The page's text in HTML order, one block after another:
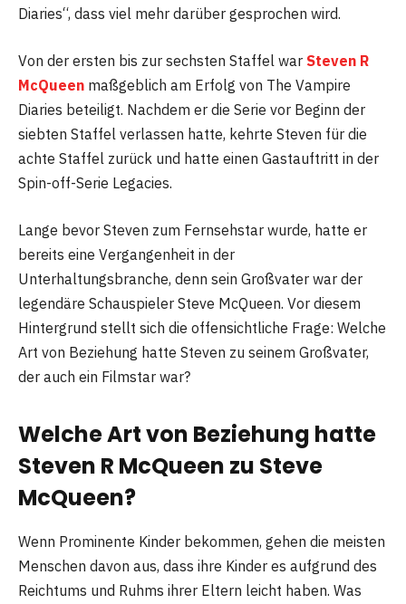
Diaries“, dass viel mehr darüber gesprochen wird.
Von der ersten bis zur sechsten Staffel war Steven R
McQueen maßgeblich am Erfolg von The Vampire
Diaries beteiligt. Nachdem er die Serie vor Beginn der
siebten Staffel verlassen hatte, kehrte Steven für die
achte Staffel zurück und hatte einen Gastauftritt in der
Spin-off-Serie Legacies.
Lange bevor Steven zum Fernsehstar wurde, hatte er
bereits eine Vergangenheit in der
Unterhaltungsbranche, denn sein Großvater war der
legendäre Schauspieler Steve McQueen. Vor diesem
Hintergrund stellt sich die offensichtliche Frage: Welche
Art von Beziehung hatte Steven zu seinem Großvater,
der auch ein Filmstar war?
Welche Art von Beziehung hatte
Steven R McQueen zu Steve
McQueen?
Wenn Prominente Kinder bekommen, gehen die meisten
Menschen davon aus, dass ihre Kinder es aufgrund des
Reichtums und Ruhms ihrer Eltern leicht haben. Was